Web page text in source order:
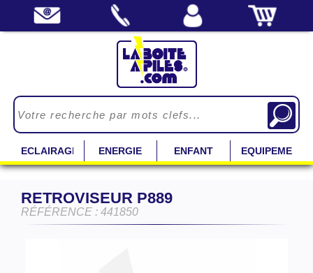
ECLAIRAGE ENERGIE ENFANT EQUIPEMENT
RETROVISEUR P889
RÉFÉRENCE : 441850